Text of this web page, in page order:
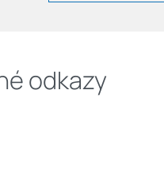
odkazy